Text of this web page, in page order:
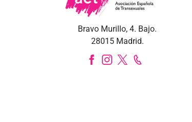
Bravo Murillo, 4. Bajo.
28015 Madrid.